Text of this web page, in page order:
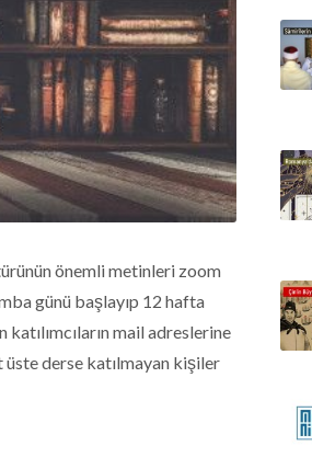
önemli metinleri zoom
günü başlayıp 12 hafta
mail adreslerine
üste derse katılmayan kişiler